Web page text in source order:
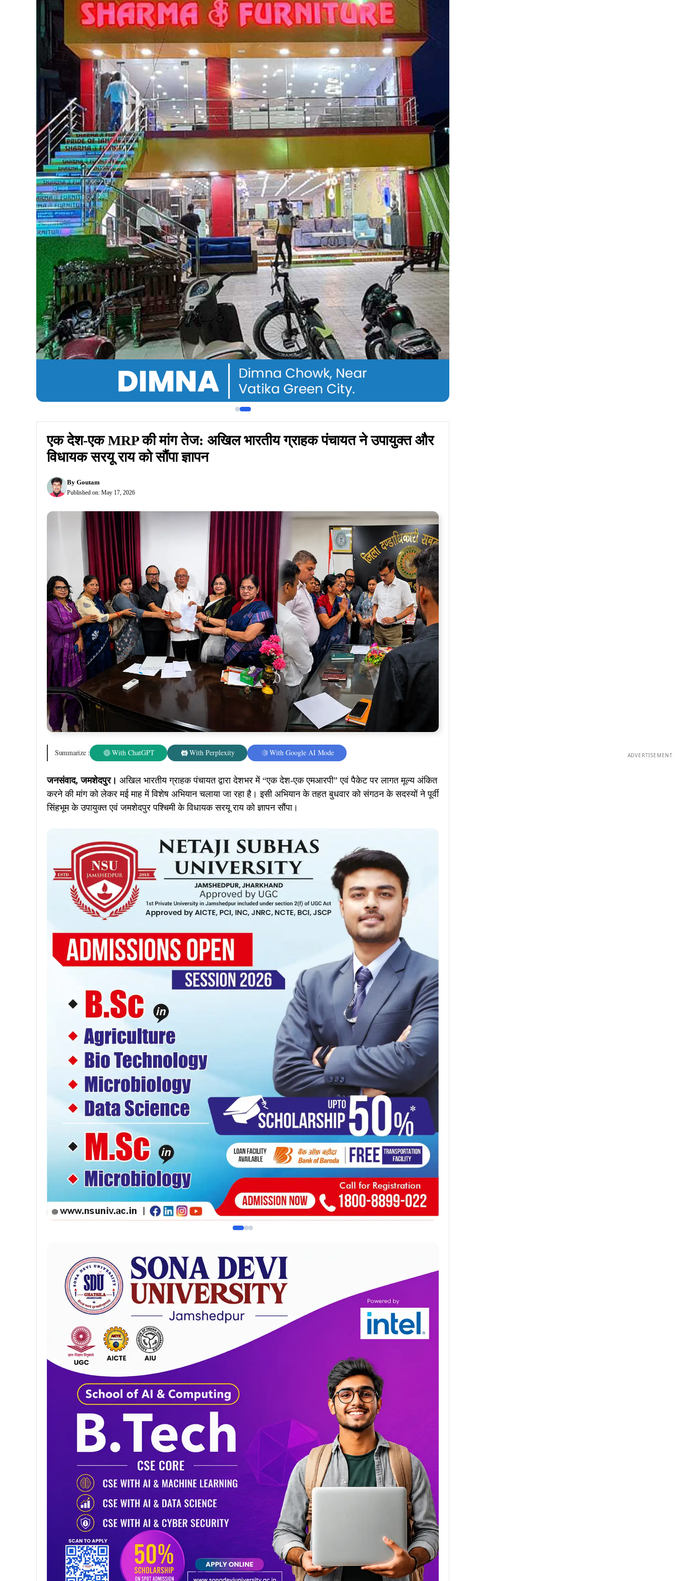
एक देश-एक MRP की मांग तेज: अखिल भारतीय ग्राहक पंचायत ने उपायुक्त और
विधायक सरयू राय को सौंपा ज्ञापन
By Goutam
Published on: May 17, 2026
Summarize : With ChatGPT With Perplexity With Google AI Mode
जनसंवाद, जमशेदपुर। अखिल भारतीय ग्राहक पंचायत द्वारा देशभर में “एक देश-एक एमआरपी” एवं पैकेट पर लागत मूल्य अंकित
करने की मांग को लेकर मई माह में विशेष अभियान चलाया जा रहा है। इसी अभियान के तहत बुधवार को संगठन के सदस्यों ने पूर्वी
सिंहभूम के उपायुक्त एवं जमशेदपुर पश्चिमी के विधायक सरयू राय को ज्ञापन सौंपा।
ADVERTISEMENT